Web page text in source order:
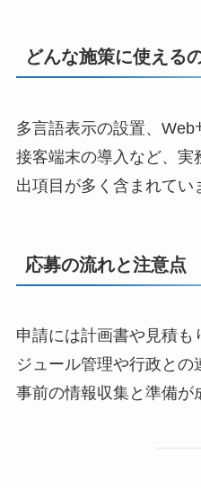
どんな施策に使える
多言語表示の設置、
接客端末の導入など、実
出項目が多く含まれてい
応募の流れと注意点
申請には計画書や見積も
ジュール管理や行政との
事前の情報収集と準備が